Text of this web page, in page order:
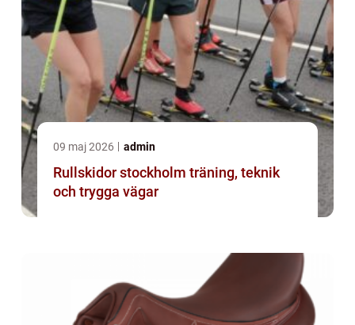
09 maj 2026 admin
Rullskidor stockholm träning, teknik
och trygga vägar